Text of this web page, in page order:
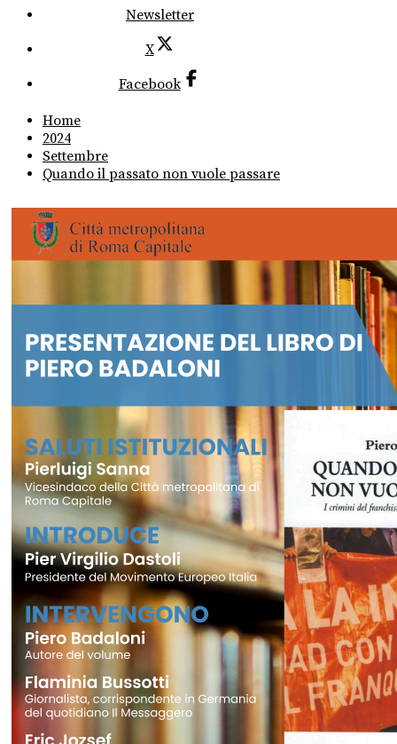
Newsletter
X
Facebook
Home
2024
Settembre
Quando il passato non vuole passare